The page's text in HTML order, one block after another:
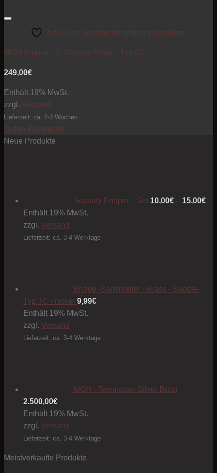
Artikel zur Beobachtungsliste hinzufügen
MGH Korpus – E-Gitarren Body – Typ SC
249,00€
Enthält 19% MwSt.
zzgl. Versand
Lieferzeit: ca. 2-3 Wochen
In den Warenkorb
Neue Produkte
Security Endpin – Set 10,00€ – 15,00€
Enthält 19% MwSt.
zzgl. Versand
Lieferzeit: ca. 3-4 Werktage
Bridge -Saitenreiter - Brass - Saddle-
Typ TC - nickel 9,99€
Enthält 19% MwSt.
zzgl. Versand
Lieferzeit: ca. 3-4 Werktage
MGH - Telemaster Silver Burst
2.500,00€
Enthält 19% MwSt.
zzgl. Versand
Lieferzeit: ca. 3-4 Werktage
Meistverkaufte Produkte